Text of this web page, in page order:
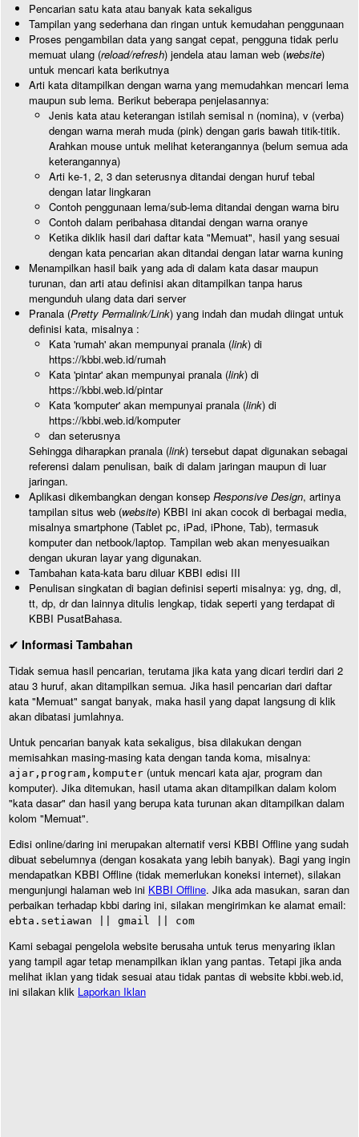
Pencarian satu kata atau banyak kata sekaligus
Tampilan yang sederhana dan ringan untuk kemudahan penggunaan
Proses pengambilan data yang sangat cepat, pengguna tidak perlu
memuat ulang (reload/refresh) jendela atau laman web (website)
untuk mencari kata berikutnya
Arti kata ditampilkan dengan warna yang memudahkan mencari lema
maupun sub lema. Berikut beberapa penjelasannya:
Jenis kata atau keterangan istilah semisal n (nomina), v (verba)
dengan warna merah muda (pink) dengan garis bawah titik-titik.
Arahkan mouse untuk melihat keterangannya (belum semua ada
keterangannya)
Arti ke-1, 2, 3 dan seterusnya ditandai dengan huruf tebal
dengan latar lingkaran
Contoh penggunaan lema/sub-lema ditandai dengan warna biru
Contoh dalam peribahasa ditandai dengan warna oranye
Ketika diklik hasil dari daftar kata "Memuat", hasil yang sesuai
dengan kata pencarian akan ditandai dengan latar warna kuning
Menampilkan hasil baik yang ada di dalam kata dasar maupun
turunan, dan arti atau definisi akan ditampilkan tanpa harus
mengunduh ulang data dari server
Pranala (Pretty Permalink/Link) yang indah dan mudah diingat untuk
definisi kata, misalnya :
Kata 'rumah' akan mempunyai pranala (link) di
https://kbbi.web.id/rumah
Kata 'pintar' akan mempunyai pranala (link) di
https://kbbi.web.id/pintar
Kata 'komputer' akan mempunyai pranala (link) di
https://kbbi.web.id/komputer
dan seterusnya
Sehingga diharapkan pranala (link) tersebut dapat digunakan sebagai
referensi dalam penulisan, baik di dalam jaringan maupun di luar
jaringan.
Aplikasi dikembangkan dengan konsep Responsive Design, artinya
tampilan situs web (website) KBBI ini akan cocok di berbagai media,
misalnya smartphone (Tablet pc, iPad, iPhone, Tab), termasuk
komputer dan netbook/laptop. Tampilan web akan menyesuaikan
dengan ukuran layar yang digunakan.
Tambahan kata-kata baru diluar KBBI edisi III
Penulisan singkatan di bagian definisi seperti misalnya: yg, dng, dl,
tt, dp, dr dan lainnya ditulis lengkap, tidak seperti yang terdapat di
KBBI PusatBahasa.
✔ Informasi Tambahan
Tidak semua hasil pencarian, terutama jika kata yang dicari terdiri dari 2
atau 3 huruf, akan ditampilkan semua. Jika hasil pencarian dari daftar
kata "Memuat" sangat banyak, maka hasil yang dapat langsung di klik
akan dibatasi jumlahnya.
Untuk pencarian banyak kata sekaligus, bisa dilakukan dengan
memisahkan masing-masing kata dengan tanda koma, misalnya:
ajar,program,komputer (untuk mencari kata ajar, program dan
komputer). Jika ditemukan, hasil utama akan ditampilkan dalam kolom
"kata dasar" dan hasil yang berupa kata turunan akan ditampilkan dalam
kolom "Memuat".
Edisi online/daring ini merupakan alternatif versi KBBI Offline yang sudah
dibuat sebelumnya (dengan kosakata yang lebih banyak). Bagi yang ingin
mendapatkan KBBI Offline (tidak memerlukan koneksi internet), silakan
mengunjungi halaman web ini KBBI Offline. Jika ada masukan, saran dan
perbaikan terhadap kbbi daring ini, silakan mengirimkan ke alamat email:
ebta.setiawan || gmail || com
Kami sebagai pengelola website berusaha untuk terus menyaring iklan
yang tampil agar tetap menampilkan iklan yang pantas. Tetapi jika anda
melihat iklan yang tidak sesuai atau tidak pantas di website kbbi.web.id,
ini silakan klik Laporkan Iklan